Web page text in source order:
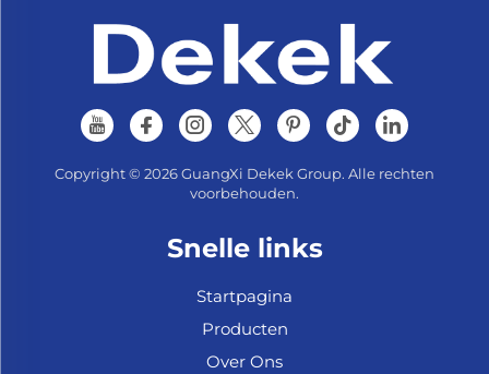
Copyright © 2026 GuangXi Dekek Group. Alle rechten
voorbehouden.
Snelle links
Startpagina
Producten
Over Ons